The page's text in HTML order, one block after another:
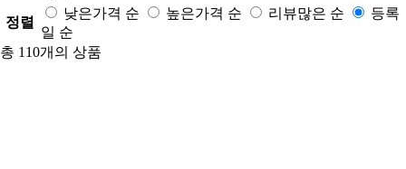
정렬
낮은가격 순 높은가격 순 리뷰많은 순
등록
일 순
총 110개의 상품